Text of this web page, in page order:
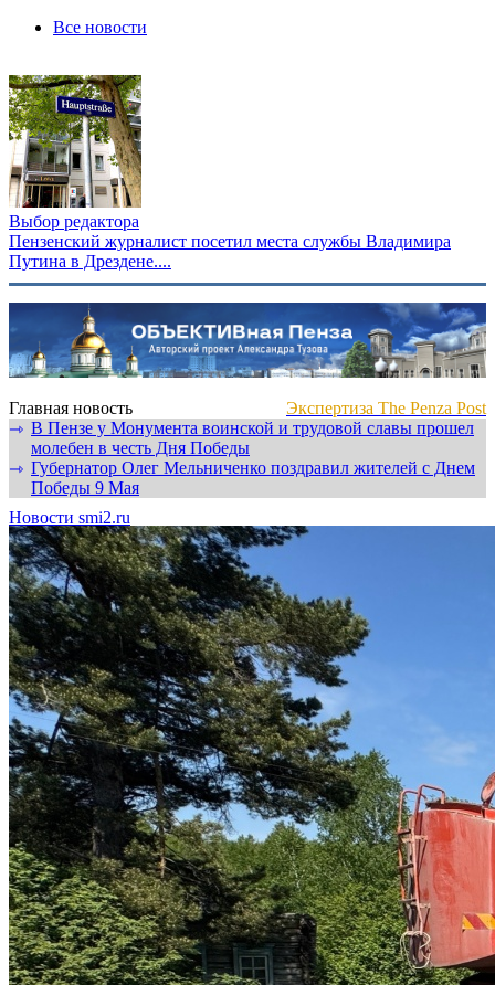
Все новости
Выбор редактора
Пензенский журналист посетил места службы Владимира
Путина в Дрездене....
Главная новость
Экспертиза The Penza Post
⇾ В Пензе у Монумента воинской и трудовой славы прошел
молебен в честь Дня Победы
⇾ Губернатор Олег Мельниченко поздравил жителей с Днем
Победы 9 Мая
Новости smi2.ru